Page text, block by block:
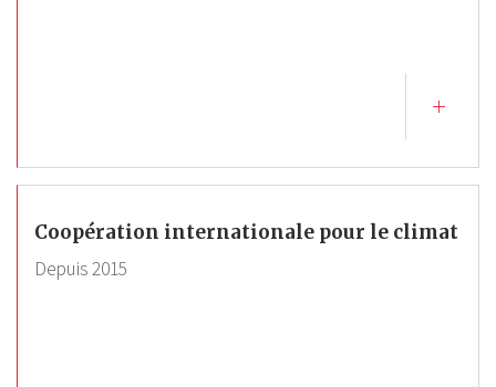
Coopération internationale pour le climat
Depuis2015